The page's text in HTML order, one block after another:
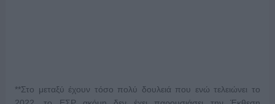
**Στο μεταξύ έχουν τόσο πολύ δουλειά που ενώ τελειώνει το